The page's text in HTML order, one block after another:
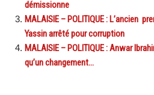
démissionne
MALAISIE – POLITIQUE : L’ancien
Yassin arrêté pour corruption
MALAISIE – POLITIQUE : Anwar
qu’un changement…